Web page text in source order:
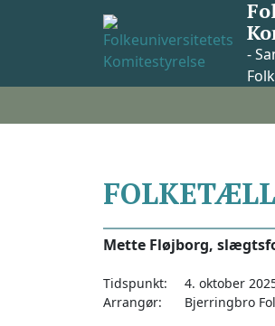
-
Mette Fløjborg,
Tidspunkt:
4. oktober
Arrangør:
Bjerringbro